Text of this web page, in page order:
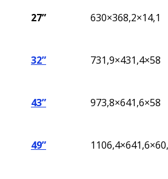
27” 630×368,2×14,1
32” 731,9×431,4×58
43” 973,8×641,6×58
49”